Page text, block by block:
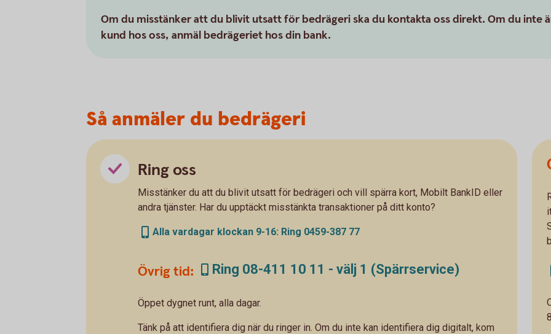
Om du misstänker att du blivit utsatt för bedrägeri ska du kontakta oss direkt. Om du inte
kund hos oss, anmäl bedrägeriet hos din bank.
Så anmäler du bedrägeri
Ring oss
Misstänker du att du blivit utsatt för bedrägeri och vill spärra kort, Mobilt BankID eller
andra tjänster. Har du upptäckt misstänkta transaktioner på ditt konto?
Alla vardagar klockan 9-16: Ring 0459-387 77
Övrig tid: Ring 08-411 10 11 - välj 1 (Spärrservice)
Öppet dygnet runt, alla dagar.
Tänk på att identifiera dig när du ringer in. Om du inte kan identifiera dig digitalt, kom